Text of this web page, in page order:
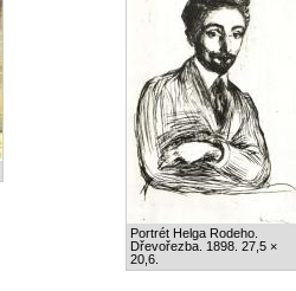
Portrét Helga Rodeho.
Dřevořezba. 1898. 27,5 ×
20,6.